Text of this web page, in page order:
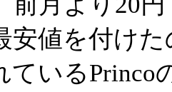
安値を付け
ているPrinco